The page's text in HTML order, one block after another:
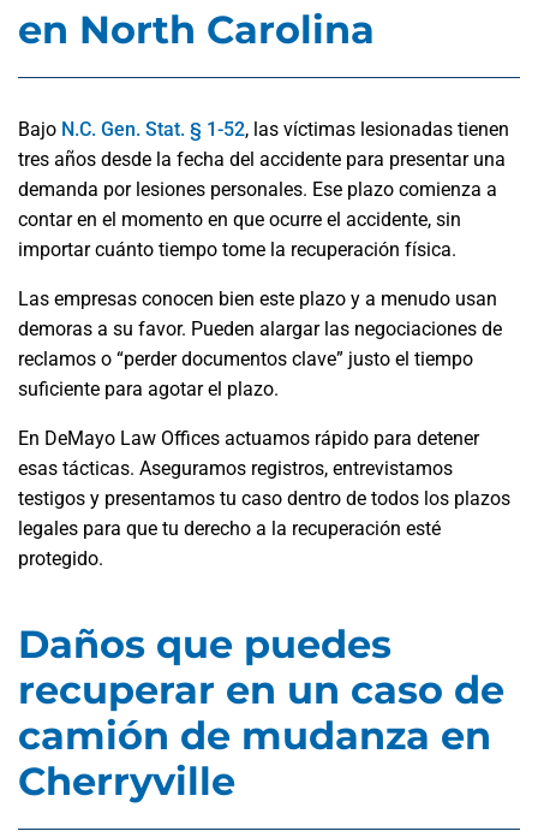
en North Carolina
Bajo N.C. Gen. Stat. § 1-52, las víctimas lesionadas tienen
tres años desde la fecha del accidente para presentar una
demanda por lesiones personales. Ese plazo comienza a
contar en el momento en que ocurre el accidente, sin
importar cuánto tiempo tome la recuperación física.
Las empresas conocen bien este plazo y a menudo usan
demoras a su favor. Pueden alargar las negociaciones de
reclamos o “perder documentos clave” justo el tiempo
suficiente para agotar el plazo.
En DeMayo Law Offices actuamos rápido para detener
esas tácticas. Aseguramos registros, entrevistamos
testigos y presentamos tu caso dentro de todos los plazos
legales para que tu derecho a la recuperación esté
protegido.
Daños que puedes
recuperar en un caso de
camión de mudanza en
Cherryville